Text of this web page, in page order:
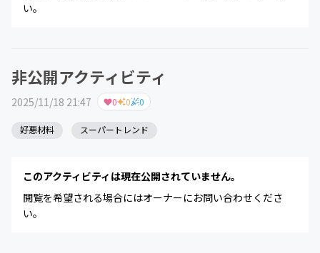
い。
非公開アクティビティ
2025/11/18 21:47 0 0 0
好悪材料 スーパートレンド
このアクティビティは現在公開されていません。
閲覧を希望される場合にはオーナーにお問い合わせくださ
い。